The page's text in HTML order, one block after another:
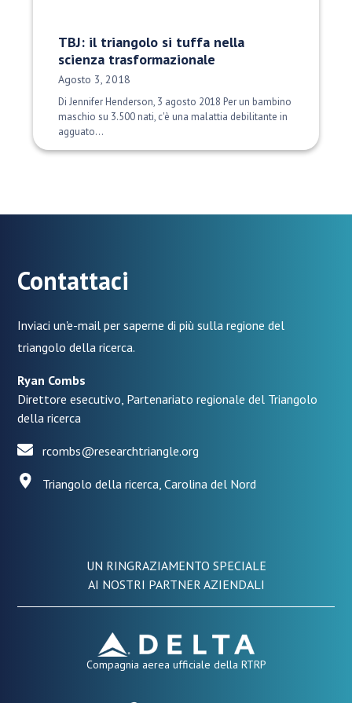
TBJ: il triangolo si tuffa nella
scienza trasformazionale
Data di pubblicazione:
Agosto 3, 2018
Di Jennifer Henderson, 3 agosto 2018 Per un bambino
maschio su 3.500 nati, c'è una malattia debilitante in
agguato...
Contattaci
Inviaci un'e-mail per saperne di più sulla regione del
triangolo della ricerca.
Ryan Combs
Direttore esecutivo, Partenariato regionale del Triangolo
della ricerca
rcombs@researchtriangle.org
Triangolo della ricerca, Carolina del Nord
UN RINGRAZIAMENTO SPECIALE
AI NOSTRI PARTNER AZIENDALI
Compagnia aerea ufficiale della RTRP